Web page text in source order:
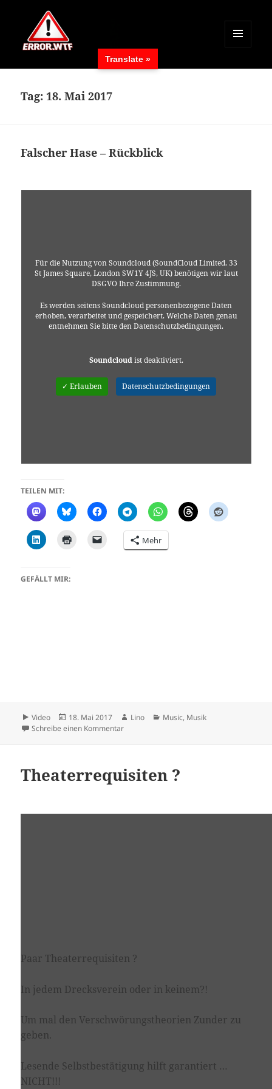
MENÜ
WIDGETS
Tag: 18. Mai 2017
Falscher Hase – Rückblick
Für die Nutzung von Soundcloud (SoundCloud Limited, 33
St James Square, London SW1Y 4JS, UK) benötigen wir laut
DSGVO Ihre Zustimmung.
Es werden seitens Soundcloud personenbezogene Daten
erhoben, verarbeitet und gespeichert. Welche Daten genau
entnehmen Sie bitte den Datenschutzbedingungen.
Soundcloudist deaktiviert.
✓ Erlauben Datenschutzbedingungen
TEILEN MIT:
Mehr
GEFÄLLT MIR:
Format
Video
Veröffentlicht
am
18. Mai 2017 Autor
Lino Kategorien
Music, Musik
Schreibe einen Kommentarzu Falscher Hase – Rückblick
Theaterrequisiten ?
Paar Theaterrequisiten ?
In jedem Drecksverein oder in keinem?!
Um mal den Verschwörungstheorien Zunder zu
geben.
Lesende Selbstbestätigung hilft garantiert …
NICHT!!!
Translate »